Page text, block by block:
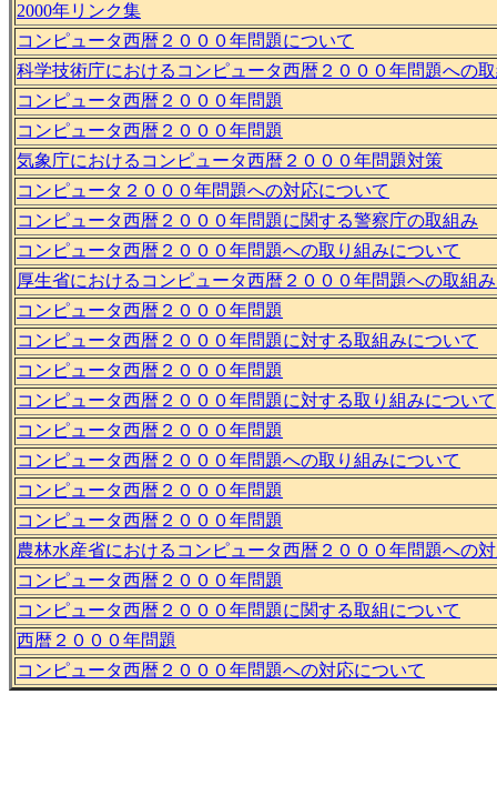
2000年リンク集
コンピュータ西暦２０００年問題について
科学技術庁におけるコンピュータ西暦２０００年問題への
コンピュータ西暦２０００年問題
コンピュータ西暦２０００年問題
気象庁におけるコンピュータ西暦２０００年問題対策
コンピュータ２０００年問題への対応について
コンピュータ西暦２０００年問題に関する警察庁の取組み
コンピュータ西暦２０００年問題への取り組みについて
厚生省におけるコンピュータ西暦２０００年問題への取組
コンピュータ西暦２０００年問題
コンピュータ西暦２０００年問題に対する取組みについて
コンピュータ西暦２０００年問題
コンピュータ西暦２０００年問題に対する取り組みについて
コンピュータ西暦２０００年問題
コンピュータ西暦２０００年問題への取り組みについて
コンピュータ西暦２０００年問題
コンピュータ西暦２０００年問題
農林水産省におけるコンピュータ西暦２０００年問題への
コンピュータ西暦２０００年問題
コンピュータ西暦２０００年問題に関する取組について
西暦２０００年問題
コンピュータ西暦２０００年問題への対応について